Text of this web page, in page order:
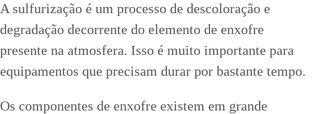
A sulfurização é um processo de descoloração e
degradação decorrente do elemento de enxofre
presente na atmosfera. Isso é muito importante para
equipamentos que precisam durar por bastante tempo.
Os componentes de enxofre existem em grande